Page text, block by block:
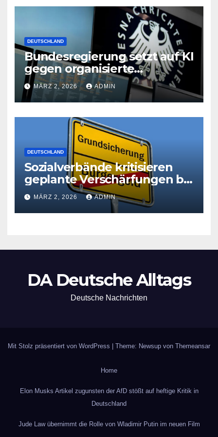
DEUTSCHLAND
Bundesregierung setzt auf KI
gegen organisierte
Kriminalität
MÄRZ 2, 2026 ADMIN
DEUTSCHLAND
Sozialverbände kritisieren
geplante Verschärfungen bei
der Grundsicherung
MÄRZ 2, 2026 ADMIN
DA Deutsche Alltags
Deutsche Nachrichten
Mit Stolz präsentiert von WordPress Theme: Newsup von Themeansar
Home
Elon Musks Artikel zugunsten der AfD stößt auf heftige Kritik in
Deutschland
Jude Law übernimmt die Rolle von Wladimir Putin im neuen Film